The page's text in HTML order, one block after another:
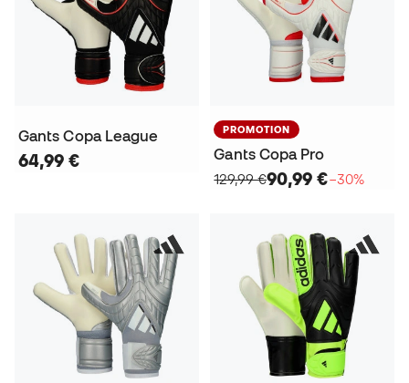
Gants Copa League
64,99 €
PROMOTION
Gants Copa Pro
129,99 €90,99 €−30%